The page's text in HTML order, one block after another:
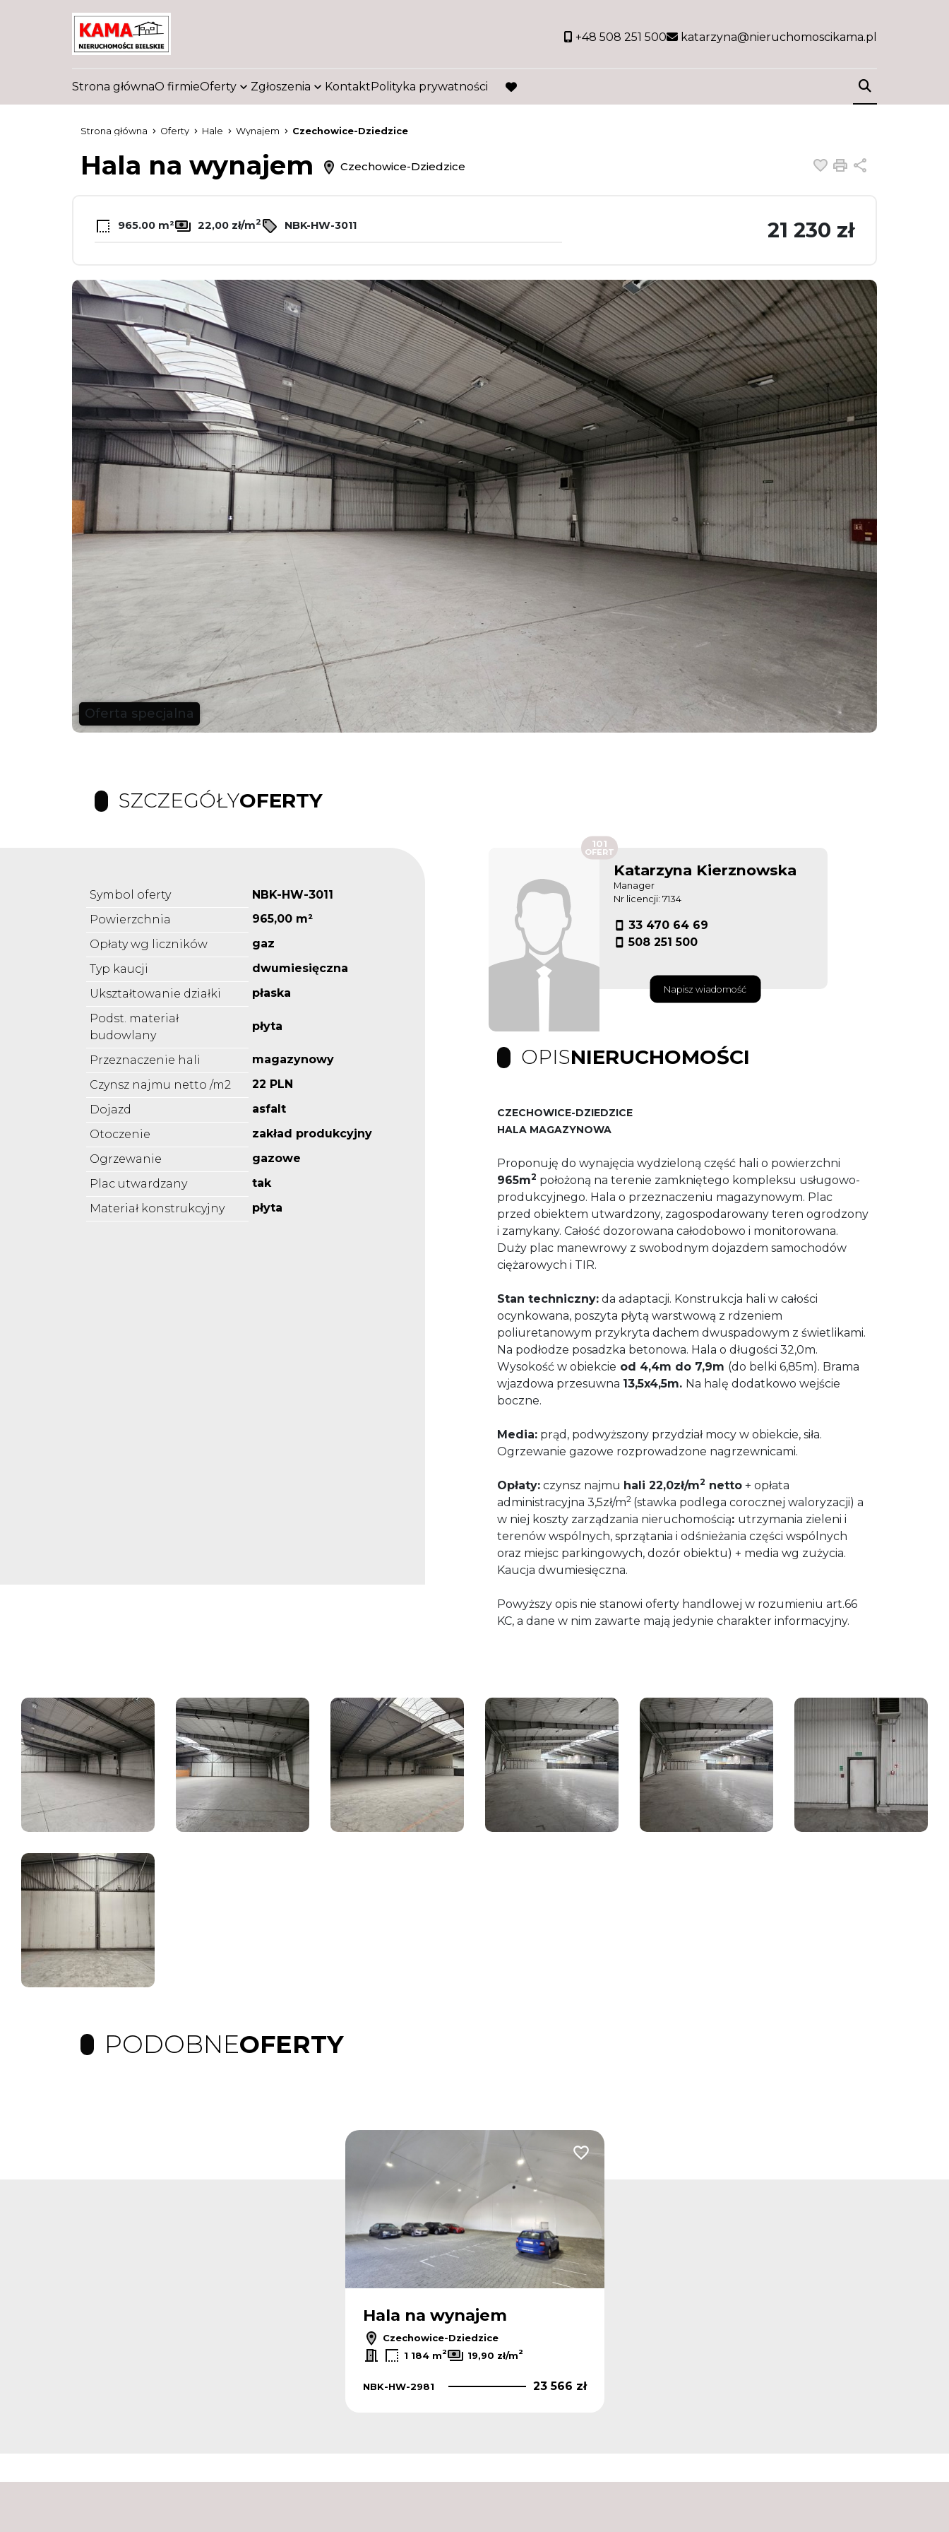
+48 508 251 500 katarzyna@nieruchomoscikama.pl
Strona głównaO firmieOferty Zgłoszenia KontaktPolityka prywatności
favorite
Strona główna Oferty Hale Wynajem Czechowice-Dziedzice
Hala na wynajem Czechowice-Dziedzice Dodaj do
Drukuj
965.00 m² 22,00 zł/m2 NBK-HW-3011 21 230 zł
Oferta specjalna
SZCZEGÓŁYOFERTY
Symbol oferty
NBK-HW-3011
Powierzchnia
965,00 m²
Opłaty wg liczników
gaz
Typ kaucji
dwumiesięczna
Ukształtowanie działki
płaska
Podst. materiał
budowlany
płyta
Przeznaczenie hali
magazynowy
Czynsz najmu netto /m2
22 PLN
Dojazd
asfalt
Otoczenie
zakład produkcyjny
Ogrzewanie
gazowe
Plac utwardzany
tak
Materiał konstrukcyjny
płyta
Katarzyna Kierznowska
Manager
Nr licencji: 7134
33 470 64 69
508 251 500
Napisz wiadomość
101
OFERT
OPISNIERUCHOMOŚCI
CZECHOWICE-DZIEDZICE
HALA MAGAZYNOWA
Proponuję do wynajęcia wydzieloną część hali o powierzchni
965m2 położoną na terenie zamkniętego kompleksu usługowo-
produkcyjnego. Hala o przeznaczeniu magazynowym. Plac
przed obiektem utwardzony, zagospodarowany teren ogrodzony
i zamykany. Całość dozorowana całodobowo i monitorowana.
Duży plac manewrowy z swobodnym dojazdem samochodów
ciężarowych i TIR.
Stan techniczny: da adaptacji. Konstrukcja hali w całości
ocynkowana, poszyta płytą warstwową z rdzeniem
poliuretanowym przykryta dachem dwuspadowym z świetlikami.
Na podłodze posadzka betonowa. Hala o długości 32,0m.
Wysokość w obiekcie od 4,4m do 7,9m (do belki 6,85m). Brama
wjazdowa przesuwna 13,5x4,5m. Na halę dodatkowo wejście
boczne.
Media: prąd, podwyższony przydział mocy w obiekcie, siła.
Ogrzewanie gazowe rozprowadzone nagrzewnicami.
Opłaty: czynsz najmu hali 22,0zł/m2 netto + opłata
administracyjna 3,5zł/m2 (stawka podlega corocznej waloryzacji) a
w niej koszty zarządzania nieruchomością: utrzymania zieleni i
terenów wspólnych, sprzątania i odśnieżania części wspólnych
oraz miejsc parkingowych, dozór obiektu) + media wg zużycia.
Kaucja dwumiesięczna.
Powyższy opis nie stanowi oferty handlowej w rozumieniu art.66
KC, a dane w nim zawarte mają jedynie charakter informacyjny.
PODOBNEOFERTY
Dodaj do ulubionych
Hala na wynajem
Czechowice-Dziedzice
1 184 m2 19,90 zł/m2
NBK-HW-2981 23 566 zł